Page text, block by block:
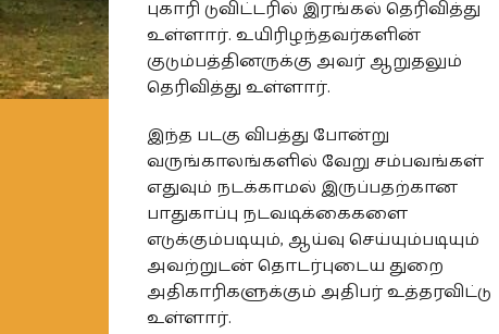
புகாரி டுவிட்டரில் இரங்கல் தெரிவித்து
உள்ளார். உயிரிழந்தவர்களின்
குடும்பத்தினருக்கு அவர் ஆறுதலும்
தெரிவித்து உள்ளார்.
இந்த படகு விபத்து போன்று
வருங்காலங்களில் வேறு சம்பவங்கள்
எதுவும் நடக்காமல் இருப்பதற்கான
பாதுகாப்பு நடவடிக்கைகளை
எடுக்கும்படியும், ஆய்வு செய்யும்படியும்
அவற்றுடன் தொடர்புடைய துறை
அதிகாரிகளுக்கும் அதிபர் உத்தரவிட்டு
உள்ளார்.